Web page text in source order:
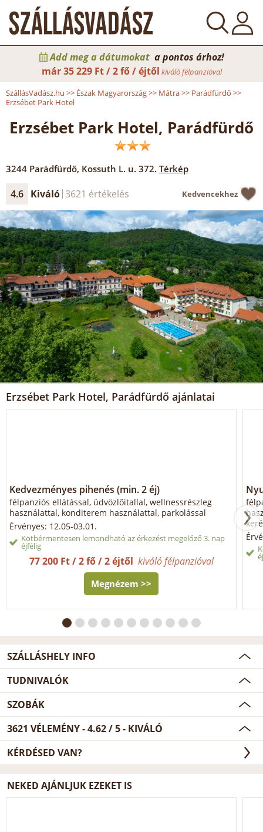
Add meg a dátumokat a pontos árhoz!
már35 229 Ft / 2 fő / éjtől kiváló félpanzióval
SzállásVadász.hu >> Észak Magyarország>> Mátra>> Parádfürdő >>
Erzsébet Park Hotel
Erzsébet Park Hotel, Parádfürdő
3244 Parádfürdő, Kossuth L. u. 372. Térkép
4.6 Kiváló 3621 értékelés Kedvencekhez
Erzsébet Park Hotel, Parádfürdő ajánlatai
Kedvezményes pihenés (min. 2 éj)
félpanziós ellátással, üdvözlőitallal, wellnessrészleg
használattal, konditerem használattal, parkolással
Érvényes: 12.05-03.01.
Kötbérmentesen lemondható az érkezést megelőző 3. nap
éjfélig
77 200 Ft / 2 fő / 2 éjtől kiváló félpanzióval
Megnézem >>
SZÁLLÁSHELY INFO
TUDNIVALÓK
SZOBÁK
3621 VÉLEMÉNY -4.62/5- KIVÁLÓ
KÉRDÉSED VAN?
NEKED AJÁNLJUK EZEKET IS